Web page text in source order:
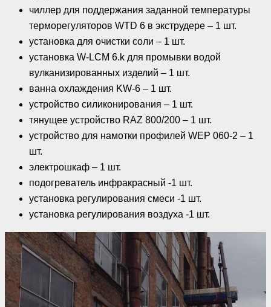
чиллер для поддержания заданной температуры
терморегуляторов WTD 6 в экструдере – 1 шт.
установка для очистки соли – 1 шт.
установка W-LCM 6.k для промывки водой
вулканизированных изделий – 1 шт.
ванна охлаждения KW-6 – 1 шт.
устройство силиконирования – 1 шт.
тянущее устройство RAZ 800/200 – 1 шт.
устройство для намотки профилей WEP 060-2 – 1
шт.
электрошкаф – 1 шт.
подогреватель инфракрасный -1 шт.
установка регулирования смеси -1 шт.
установка регулирования воздуха -1 шт.